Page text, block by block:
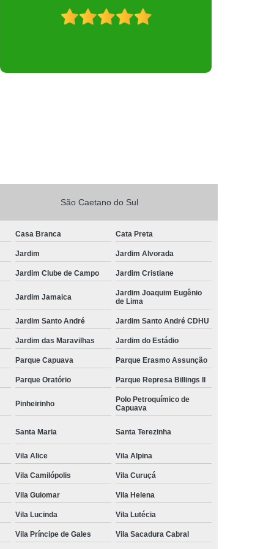
São Caetano do Sul
Casa Branca Cata Preta
Jardim Jardim Alvorada
Jardim Clube de Campo Jardim Cristiane
Jardim Jamaica
Jardim Joaquim Eugênio
de Lima
Jardim Santo André Jardim Santo André CDHU
Jardim das Maravilhas Jardim do Estádio
Parque Capuava Parque Erasmo Assunção
Parque Oratório Parque Represa Billings II
Pinheirinho
Polo Petroquímico de
Capuava
Santa Maria Santa Terezinha
Vila Alice Vila Alpina
Vila Camilópolis Vila Curuçá
Vila Guiomar Vila Helena
Vila Lucinda Vila Lutécia
Vila Príncipe de Gales Vila Sacadura Cabral